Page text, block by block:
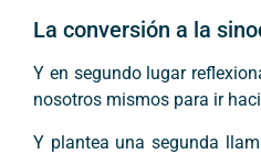
La conversión a la
Y en segundo lugar
nosotros mismos para ir
Y plantea una segunda